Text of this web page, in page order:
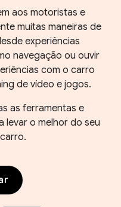
aos motoristas e
muitas maneiras de
experiências
navegação ou ouvir
com o carro
de vídeo e jogos.
as ferramentas e
levar o melhor do seu